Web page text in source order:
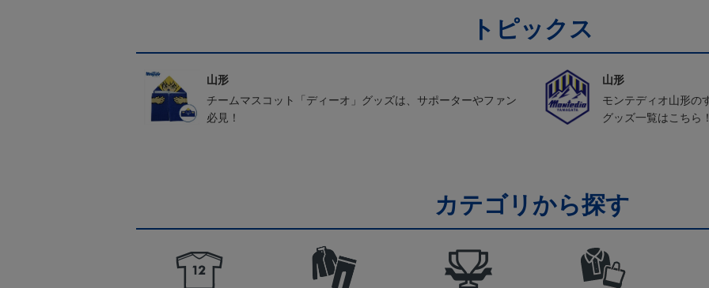
トピックス
山形
チームマスコット「ディーオ」グッズは、サポーターやファン
必見！
山形
モンテディオ山形の
グッズ一覧はこちら
カテゴリから探す